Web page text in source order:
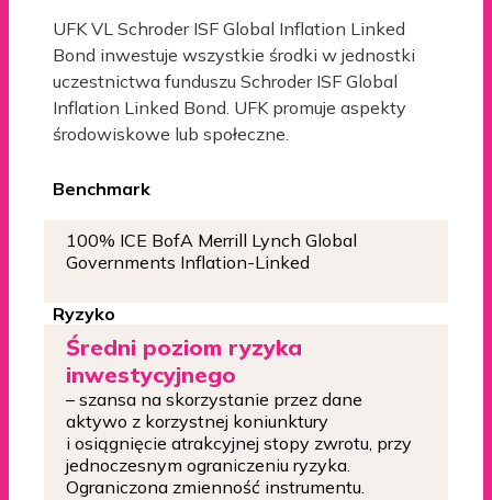
UFK VL Schroder ISF Global Inflation Linked
Bond inwestuje wszystkie środki w jednostki
uczestnictwa funduszu Schroder ISF Global
Inflation Linked Bond. UFK promuje aspekty
środowiskowe lub społeczne.
Benchmark
100% ICE BofA Merrill Lynch Global
Governments Inflation-Linked
Ryzyko
Średni poziom ryzyka
inwestycyjnego
– szansa na skorzystanie przez dane
aktywo z korzystnej koniunktury
i osiągnięcie atrakcyjnej stopy zwrotu, przy
jednoczesnym ograniczeniu ryzyka.
Ograniczona zmienność instrumentu.